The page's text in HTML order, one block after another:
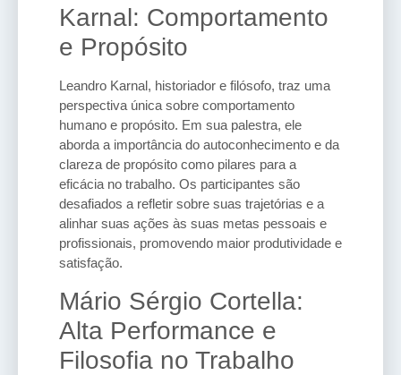
Karnal: Comportamento
e Propósito
Leandro Karnal, historiador e filósofo, traz uma
perspectiva única sobre comportamento
humano e propósito. Em sua palestra, ele
aborda a importância do autoconhecimento e da
clareza de propósito como pilares para a
eficácia no trabalho. Os participantes são
desafiados a refletir sobre suas trajetórias e a
alinhar suas ações às suas metas pessoais e
profissionais, promovendo maior produtividade e
satisfação.
Mário Sérgio Cortella:
Alta Performance e
Filosofia no Trabalho